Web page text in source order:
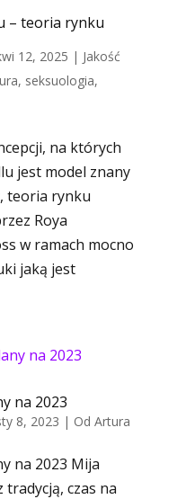
– teoria rynku
12, 2025 | Jakość
, seksuologia,
na których
jest model znany
teoria rynku
Roya
w ramach mocno
jaką jest
na 2023
8, 2023 | Od Artura
na 2023 Mija
czas na